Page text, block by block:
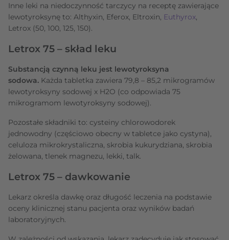
Inne leki na niedoczynność tarczycy na receptę zawierające
lewotyroksynę to: Althyxin, Eferox, Eltroxin, Euthyrox,
Letrox (50, 100, 125, 150).
Letrox 75 – skład leku
Substancją czynną leku jest lewotyroksyna
sodowa. Każda tabletka zawiera 79,8 – 85,2 mikrogramów
lewotyroksyny sodowej x H2O (co odpowiada 75
mikrogramom lewotyroksyny sodowej).
Pozostałe składniki to: cysteiny chlorowodorek
jednowodny (częściowo obecny w tabletce jako cystyna),
celuloza mikrokrystaliczna, skrobia kukurydziana, skrobia
żelowana, tlenek magnezu, lekki, talk.
Letrox 75 – dawkowanie
Lekarz określa dawkę oraz długość leczenia na podstawie
oceny klinicznej stanu pacjenta oraz wyników badań
laboratoryjnych.